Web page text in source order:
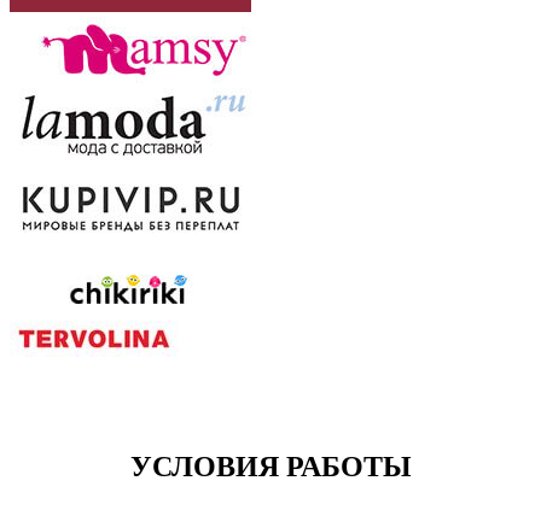
УСЛОВИЯ РАБОТЫ